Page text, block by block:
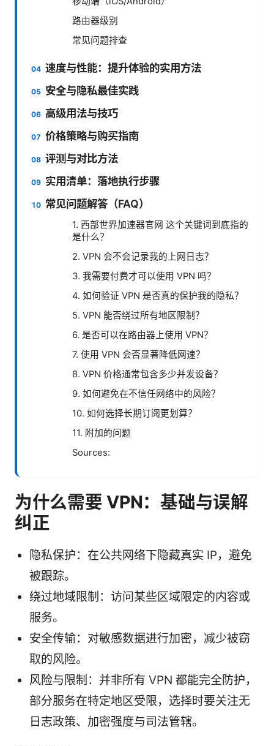
路由器级别
常见问题排查
速度与性能：提升体验的实用方法
安全与隐私最佳实践
高级用法与技巧
价格策略与购买指南
评测与对比方法
实用清单：落地执行步骤
常见问题解答（FAQ）
1. 西部世界加速器官网 这个关键词到底指的
是什么？
2. VPN 会不会记录我的上网日志？
3. 我需要付费才可以使用 VPN 吗？
4. 如何验证 VPN 是否真的保护我的隐私？
5. VPN 能否绕过所有地区限制？
6. 是否可以在路由器上使用 VPN？
7. 使用 VPN 会否显著降低网速？
8. VPN 价格通常包含多少并发设备？
9. 如何避免在不信任网络中的风险？
10. 如何选择长期订阅更划算？
11. 附加的问题
Sources:
为什么需要 VPN：基础与误解
纠正
隐私保护：在公共网络下隐藏真实 IP，避免
被跟踪。
绕过地域限制：访问某些区域限定的内容或
服务。
安全传输：对敏感数据进行加密，减少被窃
取的风险。
风险与限制：并非所有 VPN 都能完全防护，
部分服务在特定地区受限，选择时要关注无
日志政策、加密强度与司法管辖。